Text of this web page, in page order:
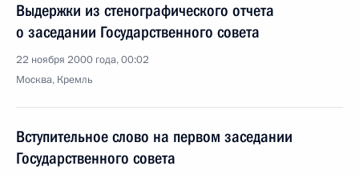
Выдержки из стенографического отчета
о заседании Государственного совета
22 ноября 2000 года, 00:02
Москва, Кремль
Вступительное слово на первом заседании
Государственного совета